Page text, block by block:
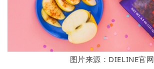
图片来源：DIELINE官网